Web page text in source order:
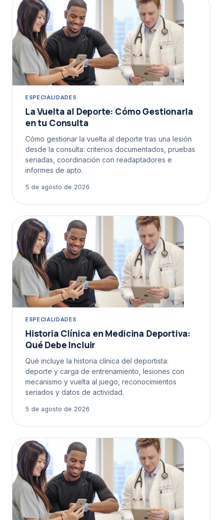
ESPECIALIDADES
La Vuelta al Deporte: Cómo Gestionarla
en tu Consulta
Cómo gestionar la vuelta al deporte tras una lesión
desde la consulta: criterios documentados, pruebas
seriadas, coordinación con readaptadores e
informes de apto.
5 de agosto de 2026
ESPECIALIDADES
Historia Clínica en Medicina Deportiva:
Qué Debe Incluir
Qué incluye la historia clínica del deportista:
deporte y carga de entrenamiento, lesiones con
mecanismo y vuelta al juego, reconocimientos
seriados y datos de actividad.
5 de agosto de 2026